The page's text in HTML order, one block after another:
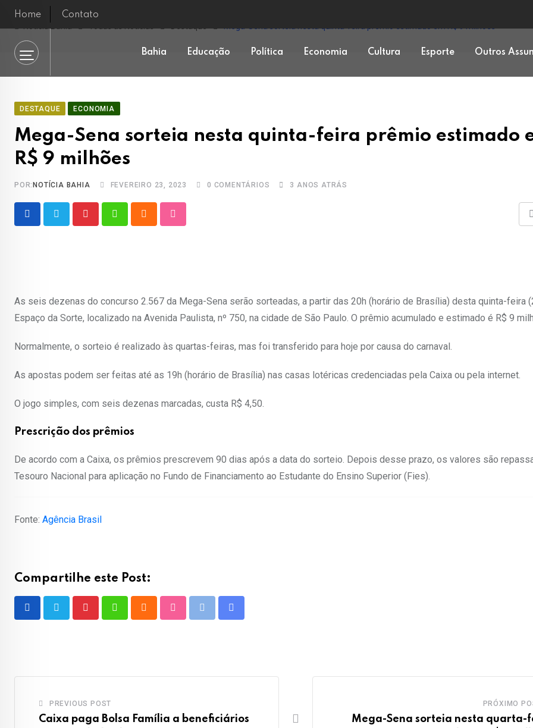
Skip
content
Home Contato
Bahia Educação Política Economia Cultura Esporte Outros
DESTAQUE ECONOMIA
Mega-Sena sorteia nesta quinta-feira prêmio estimado
R$ 9 milhões
POR: NOTÍCIA BAHIA FEVEREIRO 23, 2023 0 COMENTÁRIOS 3 ANOS ATRÁS
As seis dezenas do concurso 2.567 da Mega-Sena serão sorteadas, a partir das 20h (horário de Brasília) desta quinta-feira
Espaço da Sorte, localizado na Avenida Paulista, nº 750, na cidade de São Paulo. O prêmio acumulado e estimado é R$ 9
Normalmente, o sorteio é realizado às quartas-feiras, mas foi transferido para hoje por causa do carnaval.
As apostas podem ser feitas até as 19h (horário de Brasília) nas casas lotéricas credenciadas pela Caixa ou pela internet.
O jogo simples, com seis dezenas marcadas, custa R$ 4,50.
Prescrição dos prêmios
De acordo com a Caixa, os prêmios prescrevem 90 dias após a data do sorteio. Depois desse prazo, os valores são
Tesouro Nacional para aplicação no Fundo de Financiamento ao Estudante do Ensino Superior (Fies).​​​​
Fonte: Agência Brasil
Compartilhe este Post:
PREVIOUS POST
Caixa paga Bolsa Família a beneficiários
PRÓXIMO
Mega-Sena sorteia nesta quarta-